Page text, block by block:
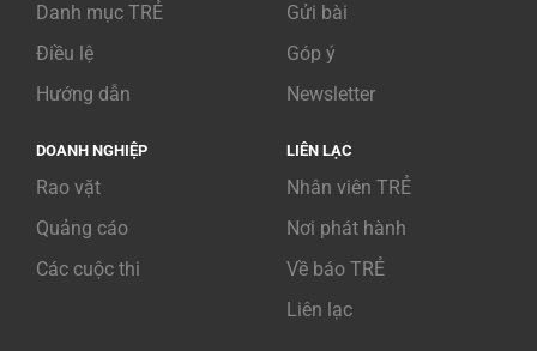
Danh mục TRẺ
Điều lệ
Hướng dẫn
Gửi bài
Góp ý
Newsletter
DOANH NGHIỆP
Rao vặt
Quảng cáo
Các cuộc thi
LIÊN LẠC
Nhân viên TRẺ
Nơi phát hành
Về báo TRẺ
Liên lạc